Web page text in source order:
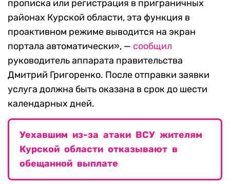
прописка или регистрация в приграничных
районах Курской области, эта функция в
проактивном режиме выводится на экран
портала автоматически», — сообщил
руководитель аппарата правительства
Дмитрий Григоренко. После отправки заявки
услуга должна быть оказана в срок до шести
календарных дней.
Уехавшим из-за атаки ВСУ жителям
Курской области отказывают в
обещанной выплате